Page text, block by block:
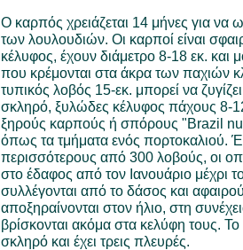
Ο καρπός χρειάζεται 14 μήνες για να
των λουλουδιών. Οι καρποί είναι
κέλυφος, έχουν διάμετρο 8-18 εκ. και
που κρέμονται στα άκρα των παχιών
τυπικός λοβός 15-εκ. μπορεί να
σκληρό, ξυλώδες κέλυφος πάχους 8-12
ξηρούς καρπούς ή σπόρους "Brazil
όπως τα τμήματα ενός πορτοκαλιού.
περισσότερους από 300 λοβούς, οι
στο έδαφος από τον Ιανουάριο μέχρι
συλλέγονται από το δάσος και
αποξηραίνονται στον ήλιο, στη
βρίσκονται ακόμα στα κελύφη τους.
σκληρό και έχει τρεις πλευρές.